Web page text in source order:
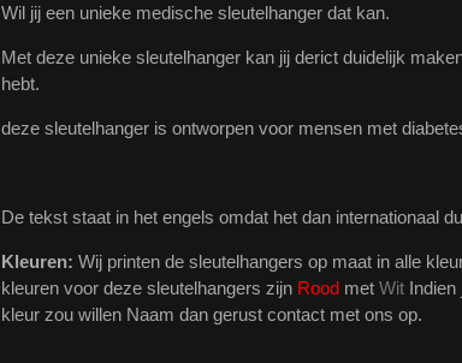
Wil jij een unieke medische sleutelhanger dat kan.
Met deze unieke sleutelhanger kan jij derict duidelijk
hebt.
deze sleutelhanger is ontworpen voor mensen met
De tekst staat in het engels omdat het dan internationaal
Kleuren: Wij printen de sleutelhangers op maat in alle
kleuren voor deze sleutelhangers zijn Rood met Wit Indien
kleur zou willen Naam dan gerust contact met ons op.